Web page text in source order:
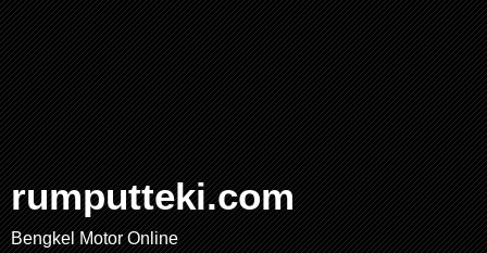
rumputteki.com
Bengkel Motor Online